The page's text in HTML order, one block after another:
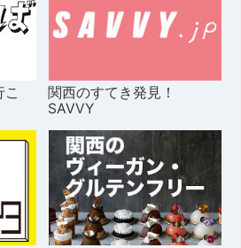
こ
関西のすてき発見！
SAVVY